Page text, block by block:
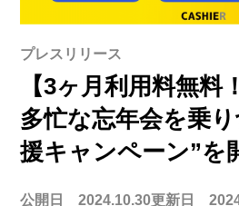
プレスリリース
【3ヶ月利用料無料
多忙な忘年会を乗
援キャンペーン”を
公開日 2024.10.30更新日